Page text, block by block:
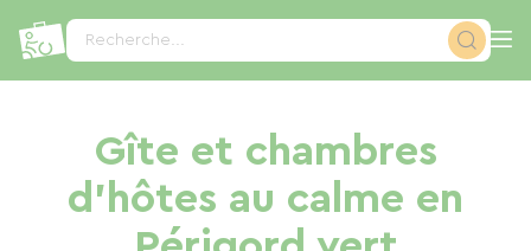
Recherche...
Gîte et chambres
d'hôtes au calme en
Panneau de gestion des cookies